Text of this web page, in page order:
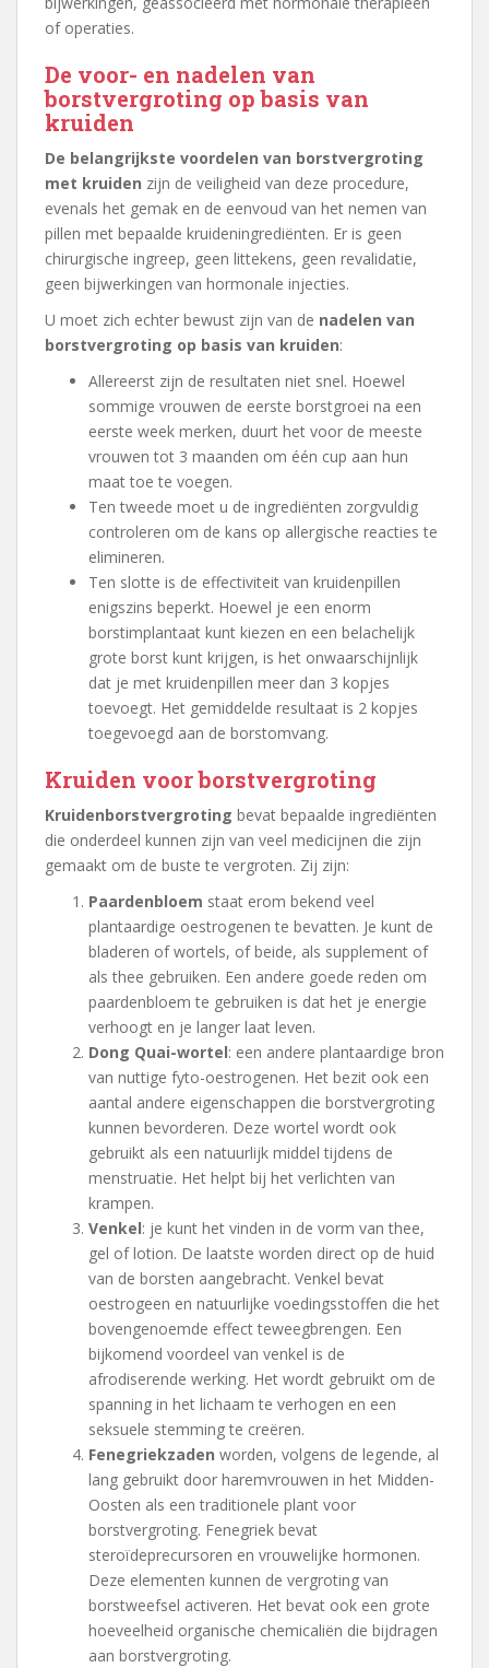
of operaties.
De voor- en nadelen van
borstvergroting op basis van
kruiden
De belangrijkste voordelen van borstvergroting
met kruiden zijn de veiligheid van deze procedure,
evenals het gemak en de eenvoud van het nemen van
pillen met bepaalde kruideningrediënten. Er is geen
chirurgische ingreep, geen littekens, geen revalidatie,
geen bijwerkingen van hormonale injecties.
U moet zich echter bewust zijn van de nadelen van
borstvergroting op basis van kruiden:
Allereerst zijn de resultaten niet snel. Hoewel
sommige vrouwen de eerste borstgroei na een
eerste week merken, duurt het voor de meeste
vrouwen tot 3 maanden om één cup aan hun
maat toe te voegen.
Ten tweede moet u de ingrediënten zorgvuldig
controleren om de kans op allergische reacties te
elimineren.
Ten slotte is de effectiviteit van kruidenpillen
enigszins beperkt. Hoewel je een enorm
borstimplantaat kunt kiezen en een belachelijk
grote borst kunt krijgen, is het onwaarschijnlijk
dat je met kruidenpillen meer dan 3 kopjes
toevoegt. Het gemiddelde resultaat is 2 kopjes
toegevoegd aan de borstomvang.
Kruiden voor borstvergroting
Kruidenborstvergroting bevat bepaalde ingrediënten
die onderdeel kunnen zijn van veel medicijnen die zijn
gemaakt om de buste te vergroten. Zij zijn:
Paardenbloem staat erom bekend veel
plantaardige oestrogenen te bevatten. Je kunt de
bladeren of wortels, of beide, als supplement of
als thee gebruiken. Een andere goede reden om
paardenbloem te gebruiken is dat het je energie
verhoogt en je langer laat leven.
Dong Quai-wortel: een andere plantaardige bron
van nuttige fyto-oestrogenen. Het bezit ook een
aantal andere eigenschappen die borstvergroting
kunnen bevorderen. Deze wortel wordt ook
gebruikt als een natuurlijk middel tijdens de
menstruatie. Het helpt bij het verlichten van
krampen.
Venkel: je kunt het vinden in de vorm van thee,
gel of lotion. De laatste worden direct op de huid
van de borsten aangebracht. Venkel bevat
oestrogeen en natuurlijke voedingsstoffen die het
bovengenoemde effect teweegbrengen. Een
bijkomend voordeel van venkel is de
afrodiserende werking. Het wordt gebruikt om de
spanning in het lichaam te verhogen en een
seksuele stemming te creëren.
Fenegriekzaden worden, volgens de legende, al
lang gebruikt door haremvrouwen in het Midden-
Oosten als een traditionele plant voor
borstvergroting. Fenegriek bevat
steroïdeprecursoren en vrouwelijke hormonen.
Deze elementen kunnen de vergroting van
borstweefsel activeren. Het bevat ook een grote
hoeveelheid organische chemicaliën die bijdragen
aan borstvergroting.